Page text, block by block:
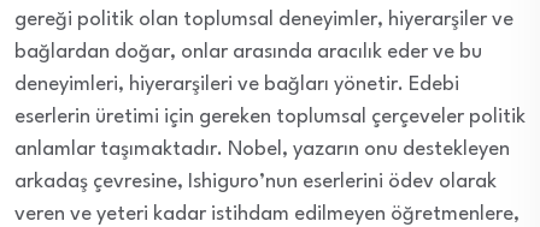
gereği politik olan toplumsal deneyimler, hiyerarşiler ve
bağlardan doğar, onlar arasında aracılık eder ve bu
deneyimleri, hiyerarşileri ve bağları yönetir. Edebi
eserlerin üretimi için gereken toplumsal çerçeveler politik
anlamlar taşımaktadır. Nobel, yazarın onu destekleyen
arkadaş çevresine, Ishiguro’nun eserlerini ödev olarak
veren ve yeteri kadar istihdam edilmeyen öğretmenlere,